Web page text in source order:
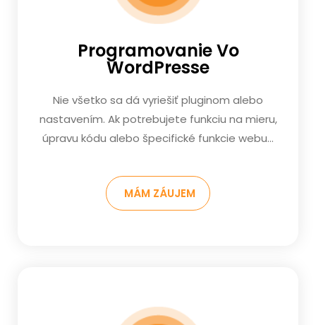
Programovanie Vo
WordPresse
Nie všetko sa dá vyriešiť pluginom alebo
nastavením. Ak potrebujete funkciu na mieru,
úpravu kódu alebo špecifické funkcie webu…
MÁM ZÁUJEM